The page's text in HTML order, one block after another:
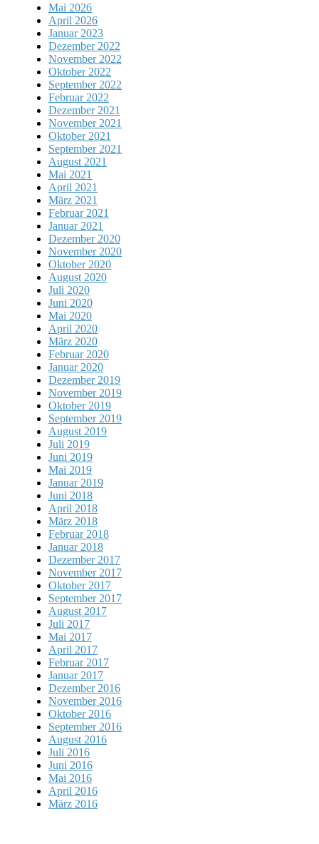
Mai 2026
April 2026
Januar 2023
Dezember 2022
November 2022
Oktober 2022
September 2022
Februar 2022
Dezember 2021
November 2021
Oktober 2021
September 2021
August 2021
Mai 2021
April 2021
März 2021
Februar 2021
Januar 2021
Dezember 2020
November 2020
Oktober 2020
August 2020
Juli 2020
Juni 2020
Mai 2020
April 2020
März 2020
Februar 2020
Januar 2020
Dezember 2019
November 2019
Oktober 2019
September 2019
August 2019
Juli 2019
Juni 2019
Mai 2019
Januar 2019
Juni 2018
April 2018
März 2018
Februar 2018
Januar 2018
Dezember 2017
November 2017
Oktober 2017
September 2017
August 2017
Juli 2017
Mai 2017
April 2017
Februar 2017
Januar 2017
Dezember 2016
November 2016
Oktober 2016
September 2016
August 2016
Juli 2016
Juni 2016
Mai 2016
April 2016
März 2016